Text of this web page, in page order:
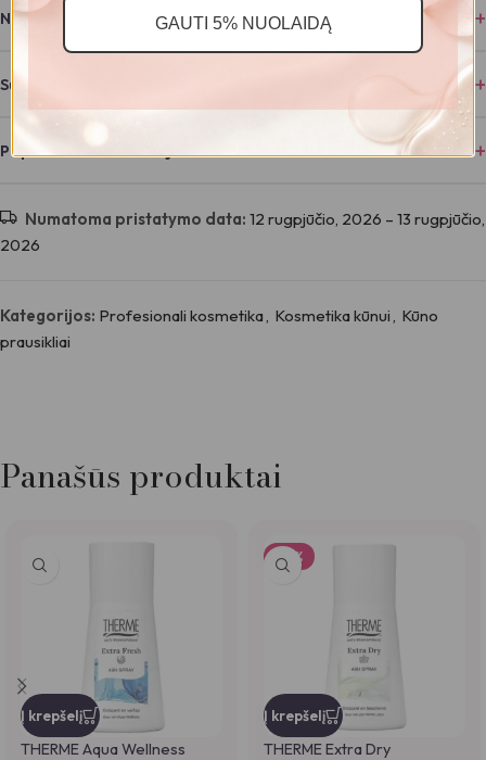
Naudojimas
Sudėtis
Papildoma informacija
Numatoma pristatymo data: 12 rugpjūčio, 2026 – 13 rugpjūčio,
2026
Kategorijos: Profesionali kosmetika, Kosmetika kūnui , Kūno
prausikliai
Panašūs produktai
Į krepšelį
THERME Aqua Wellness
-17%
Į krepšelį
THERME Extra Dry
GAUTI 5% NUOLAIDĄ